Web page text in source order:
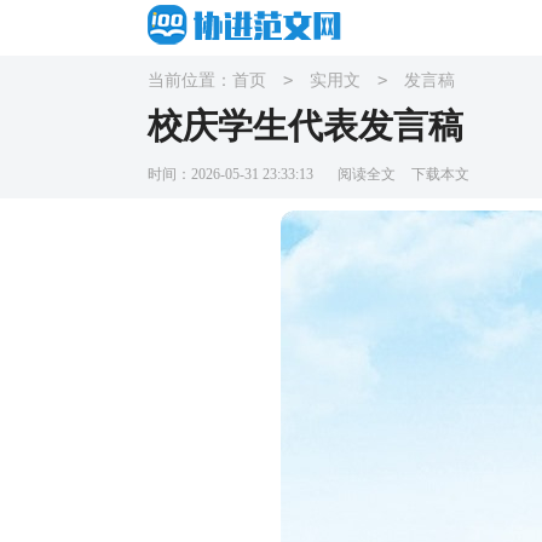
当前位置： 首页 > 实用文 > 发言稿
校庆学生代表发言稿
时间：2026-05-31 23:33:13 阅读全文 下载本文